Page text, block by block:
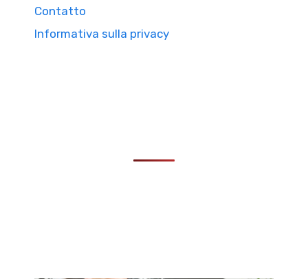
Contatto
Informativa sulla privacy